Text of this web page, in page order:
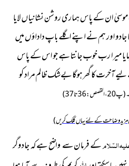
ان کے پاس ہماری روشن نشانیاں لایا
جادو اور ہم نے اپنے اگلے باپ داداؤں میں
میرا رب خوب جانتا ہے جو اس کے پاس
آخرت کا گھر ہوگا بےشک ظالم مراد کو
(پ20، القصص:36تا37)
وضاحت کے لئے یہاں کلک کریں)
السّلامکے فرمان سے واضح ہے کہ جادوگر